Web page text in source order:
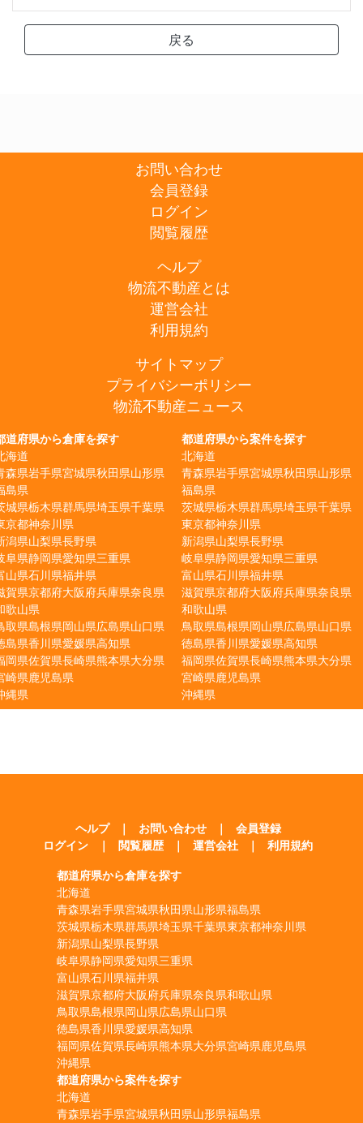
戻る
お問い合わせ
会員登録
ログイン
閲覧履歴
ヘルプ
物流不動産とは
運営会社
利用規約
サイトマップ
プライバシーポリシー
物流不動産ニュース
道府県から倉庫を探す
海道
森県岩手県宮城県秋田県山形県
島県
城県栃木県群馬県埼玉県千葉県
京都神奈川県
潟県山梨県長野県
阜県静岡県愛知県三重県
山県石川県福井県
賀県京都府大阪府兵庫県奈良県
歌山県
取県島根県岡山県広島県山口県
島県香川県愛媛県高知県
岡県佐賀県長崎県熊本県大分県
崎県鹿児島県
縄県
都道府県から案件を探す
北海道
青森県岩手県宮城県秋田県山形県
福島県
茨城県栃木県群馬県埼玉県千葉県
東京都神奈川県
新潟県山梨県長野県
岐阜県静岡県愛知県三重県
富山県石川県福井県
滋賀県京都府大阪府兵庫県奈良県
和歌山県
鳥取県島根県岡山県広島県山口県
徳島県香川県愛媛県高知県
福岡県佐賀県長崎県熊本県大分県
宮崎県鹿児島県
沖縄県
ヘルプ ｜ お問い合わせ ｜
会員登録
ログイン
｜ 閲覧履歴 ｜ 運営会社 ｜ 利用規約
都道府県から倉庫を探す
北海道
青森県岩手県宮城県秋田県山形県福島県
茨城県栃木県群馬県埼玉県千葉県東京都神奈川県
新潟県山梨県長野県
岐阜県静岡県愛知県三重県
富山県石川県福井県
滋賀県京都府大阪府兵庫県奈良県和歌山県
鳥取県島根県岡山県広島県山口県
徳島県香川県愛媛県高知県
福岡県佐賀県長崎県熊本県大分県宮崎県鹿児島県
沖縄県
都道府県から案件を探す
北海道
青森県岩手県宮城県秋田県山形県福島県